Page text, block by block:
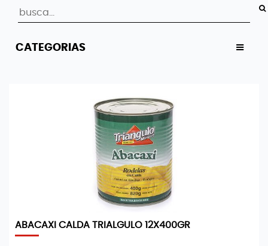
CATEGORIAS
ABACAXI CALDA TRIALGULO 12X400GR